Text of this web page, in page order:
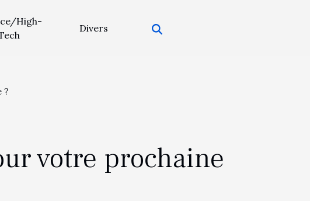
High-
Divers
?
votre prochaine